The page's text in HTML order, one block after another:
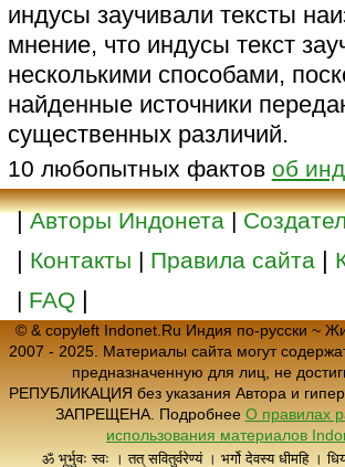
индусы заучивали тексты
мнение, что индусы текст
несколькими способами,
найденные источники
существенных различий.
10 любопытных фактов об
|Авторы Индонета|
| Контакты | Правила сайта |
| FAQ |
© & copyleft Indonet.Ru Индия по-русски ~
2007 - 2025. Материалы сайта могут
предназначенную для лиц, не
РЕПУБЛИКАЦИЯ без указания Автора и
ЗАПРЕЩЕНА. Подробнее О правилах
использования материалов
ॐ भूर्भुवः स्वः । तत् सवितुर्वरेण्यं । भर्गो देवस्य धीमहि ।